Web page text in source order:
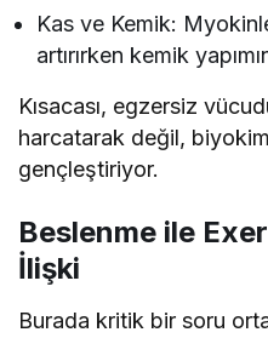
Kas ve Kemik:
artırırken kemik
Kısacası, egzersiz
harcatarak değil,
gençleştiriyor.
Beslenme ile
İlişki
Burada kritik bir soru